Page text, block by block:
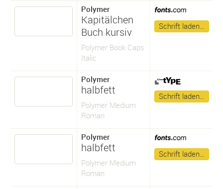
Polymer
Kapitälchen
Buch kursiv
Polymer Book Caps
Italic
Schrift laden…
Polymer
halbfett
Polymer Medium
Roman
Schrift laden…
Polymer
halbfett
Polymer Medium
Roman
Schrift laden…